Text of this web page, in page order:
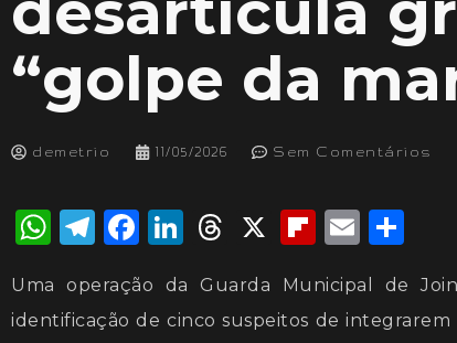
“golpe da
demetrio 11/05/2026 Sem Comentários
WhatsApp
Telegram
Facebook
LinkedIn
Threads
X Email
Uma operação da Guarda Municipal de
identificação de cinco suspeitos de